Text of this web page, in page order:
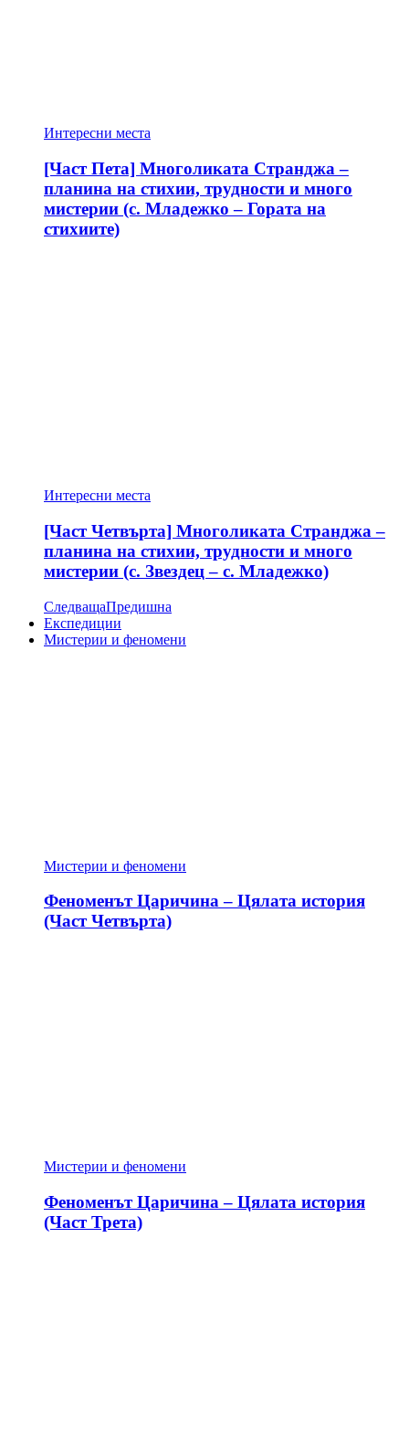
Интересни места
[Част Пета] Многоликата Странджа –
планина на стихии, трудности и много
мистерии (с. Младежко – Гората на
стихиите)
Интересни места
[Част Четвърта] Многоликата Странджа –
планина на стихии, трудности и много
мистерии (с. Звездец – с. Младежко)
СледващаПредишна
Експедиции
Мистерии и феномени
Мистерии и феномени
Феноменът Царичина – Цялата история
(Част Четвърта)
Мистерии и феномени
Феноменът Царичина – Цялата история
(Част Трета)